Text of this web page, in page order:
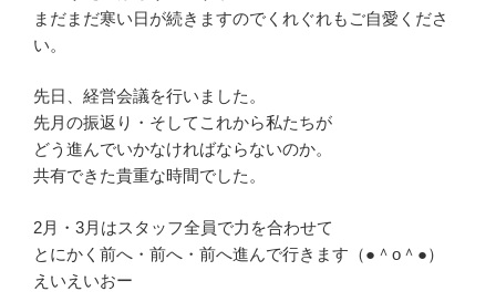
まだまだ寒い日が続きますのでくれぐれもご自愛くださ
い。
先日、経営会議を行いました。
先月の振返り・そしてこれから私たちが
どう進んでいかなければならないのか。
共有できた貴重な時間でした。
2月・3月はスタッフ全員で力を合わせて
とにかく前へ・前へ・前へ進んで行きます（●＾o＾●）
えいえいおー